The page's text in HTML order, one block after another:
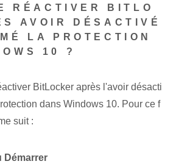
RÉACTIVER BITLO
AVOIR DÉSACTIVÉ
LA PROTECTION
10 ?
BitLocker après l'avoir désacti
dans Windows 10. Pour ce f
suit :
Démarrer